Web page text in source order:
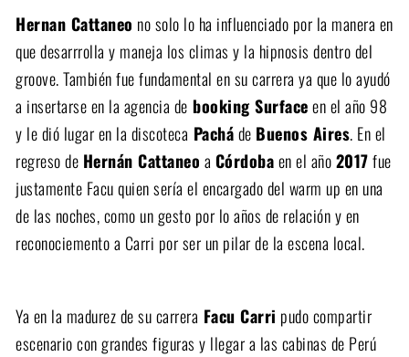
Hernan Cattaneo no solo lo ha influenciado por la manera en
que desarrrolla y maneja los climas y la hipnosis dentro del
groove. También fue fundamental en su carrera ya que lo ayudó
a insertarse en la agencia de booking Surfaceen el año 98
y le dió lugar en la discoteca Pacháde Buenos Aires. En el
regreso de Hernán Cattaneo a Córdobaen el año2017fue
justamente Facu quien sería el encargado del warm up en una
de las noches, como un gesto por lo años de relación y en
reconociemento a Carri por ser un pilar de la escena local.
Ya en la madurez de su carrera Facu Carri pudo compartir
escenario con grandes figuras y llegar a las cabinas de Perú